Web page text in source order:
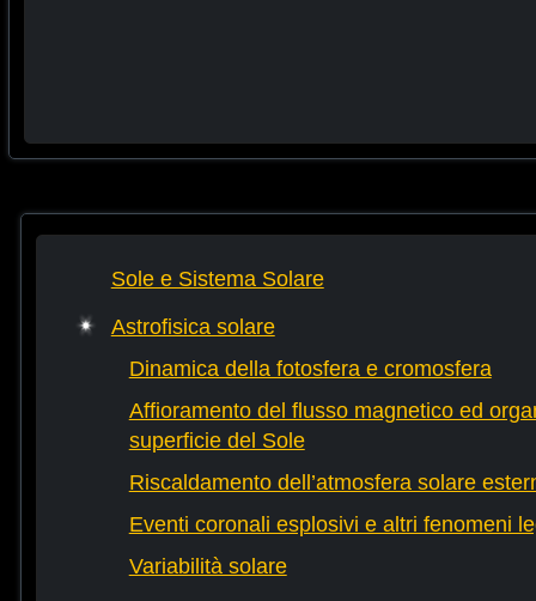
Sole e Sistema Solare
Astrofisica solare
Dinamica della fotosfera e cromosfera
Affioramento del flusso magnetico ed
superficie del Sole
Riscaldamento dell’atmosfera solare
Eventi coronali esplosivi e altri fenomeni
Variabilità solare